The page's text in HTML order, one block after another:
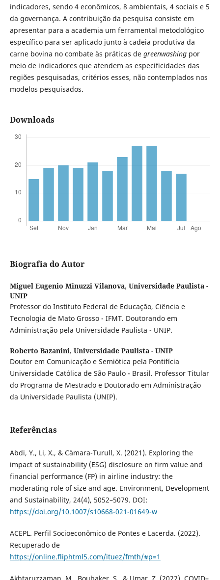
indicadores, sendo 4 econômicos, 8 ambientais, 4 sociais e 5
da governança. A contribuição da pesquisa consiste em
apresentar para a academia um ferramental metodológico
específico para ser aplicado junto à cadeia produtiva da
carne bovina no combate às práticas de greenwashingpor
meio de indicadores que atendem as especificidades das
regiões pesquisadas, critérios esses, não contemplados nos
modelos pesquisados.
Downloads
Biografia do Autor
Miguel Eugenio Minuzzi Vilanova, Universidade Paulista -
UNIP
Professor do Instituto Federal de Educação, Ciência e
Tecnologia de Mato Grosso - IFMT. Doutorando em
Administração pela Universidade Paulista - UNIP.
Roberto Bazanini, Universidade Paulista - UNIP
Doutor em Comunicação e Semiótica pela Pontifícia
Universidade Católica de São Paulo - Brasil. Professor Titular
do Programa de Mestrado e Doutorado em Administração
da Universidade Paulista (UNIP).
Referências
Abdi, Y., Li, X., & Càmara-Turull, X. (2021). Exploring the
impact of sustainability (ESG) disclosure on firm value and
financial performance (FP) in airline industry: the
moderating role of size and age. Environment, Development
and Sustainability, 24(4), 5052–5079. DOI:
https://doi.org/10.1007/s10668-021-01649-w
ACEPL. Perfil Socioeconômico de Pontes e Lacerda. (2022).
Recuperado de
https://online.fliphtml5.com/ituez/fmth/#p=1